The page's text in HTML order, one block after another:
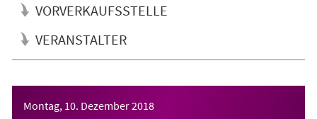
VORVERKAUFSSTELLE
VERANSTALTER
Montag, 10. Dezember 2018